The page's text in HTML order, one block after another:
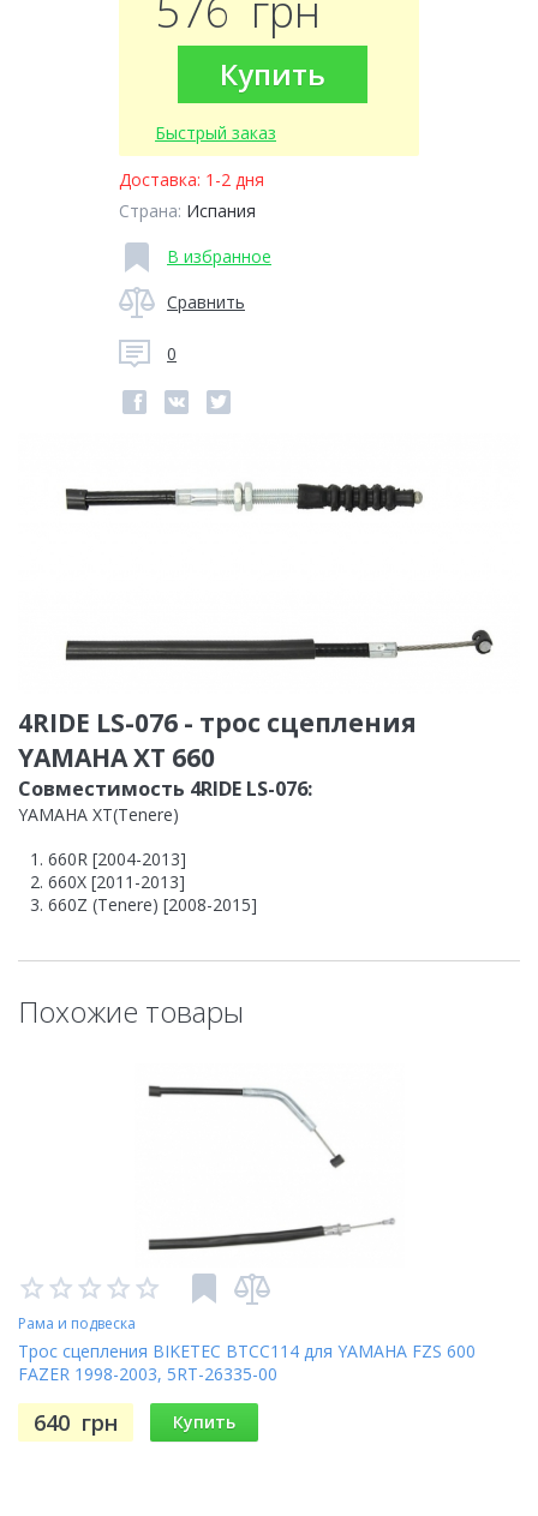
Купить
Быстрый заказ
Доставка: 1-2 дня
Страна: Испания
В избранное
Сравнить
0
4RIDE LS-076 - трос сцепления
YAMAHA XT 660
Совместимость 4RIDE LS-076:
YAMAHA XT(Tenere)
660R [2004-2013]
660X [2011-2013]
660Z (Tenere) [2008-2015]
Похожие товары
Рама и подвеска
Трос сцепления BIKETEC BTCC114 для YAMAHA FZS 600
FAZER 1998-2003, 5RT-26335-00
640 грн Купить